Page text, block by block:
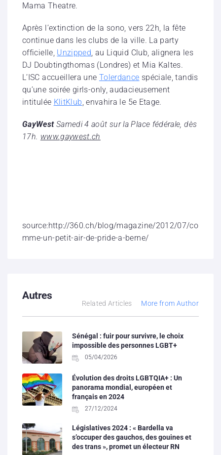
Mama Theatre.
Après l’extinction de la sono, vers 22h, la fête
continue dans les clubs de la ville. La party
officielle, Unzipped, au Liquid Club, alignera les
DJ Doubtingthomas (Londres) et Mia Kaltes.
L’ISC accueillera une Tolerdance spéciale, tandis
qu’une soirée girls-only, audacieusement
intitulée KlitKlub, envahira le 5e Etage.
GayWestSamedi 4 août sur la Place fédérale, dès
17h. www.gaywest.ch
source:http://360.ch/blog/magazine/2012/07/co
mme-un-petit-air-de-pride-a-berne/
Autres
Related Articles More from Author
Sénégal : fuir pour survivre, le choix
impossible des personnes LGBT+
05/04/2026
Évolution des droits LGBTQIA+ : Un
panorama mondial, européen et
français en 2024
27/12/2024
Législatives 2024 : « Bardella va
s’occuper des gauchos, des gouines et
des trans », promet un électeur RN